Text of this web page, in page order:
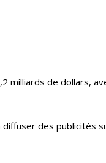
milliards de dollars,
diffuser des publicités